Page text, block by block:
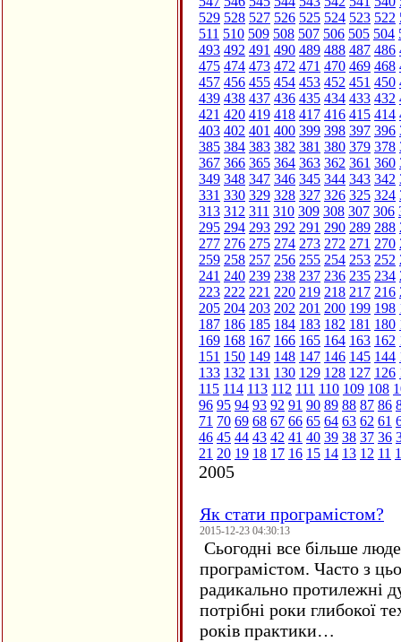
529 528 527 526 525 524 523 522
511 510 509 508 507 506 505 504
493 492 491 490 489 488 487 486
475 474 473 472 471 470 469 468
457 456 455 454 453 452 451 450
439 438 437 436 435 434 433 432
421 420 419 418 417 416 415 414
403 402 401 400 399 398 397 396
385 384 383 382 381 380 379 378
367 366 365 364 363 362 361 360
349 348 347 346 345 344 343 342
331 330 329 328 327 326 325 324
313 312 311 310 309 308 307 306
295 294 293 292 291 290 289 288
277 276 275 274 273 272 271 270
259 258 257 256 255 254 253 252
241 240 239 238 237 236 235 234
223 222 221 220 219 218 217 216
205 204 203 202 201 200 199 198
187 186 185 184 183 182 181 180
169 168 167 166 165 164 163 162
151 150 149 148 147 146 145 144
133 132 131 130 129 128 127 126
115 114 113 112 111 110 109 108
96 95 94 93 92 91 90 89 88 87 86
71 70 69 68 67 66 65 64 63 62 61
46 45 44 43 42 41 40 39 38 37 36
21 20 19 18 17 16 15 14 13 12 11
2005
Як стати програмістом?
2015-12-23 04:30:13
Сьогодні все більше
програмістом. Часто з
радикально протилежні
потрібні роки глибокої
років практики…